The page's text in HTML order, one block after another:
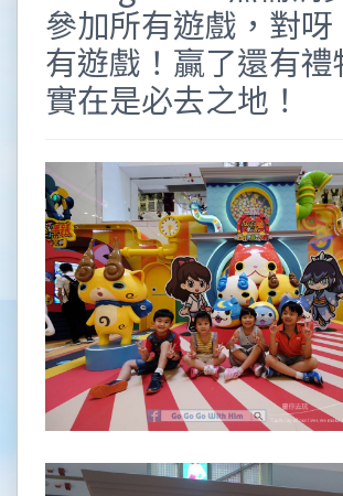
參加所有遊戲，對
有遊戲！贏了還有禮
實在是必去之地！